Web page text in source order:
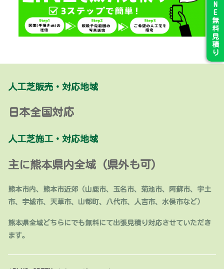
N
E
無
料
見
積
り
人工芝販売・対応地域
日本全国対応
人工芝施工・対応地域
主に熊本県内全域 (県外も可)
熊本市内、熊本市近郊（山鹿市、玉名市、菊池市、阿蘇市、宇土
市、宇城市、天草市、山都町、八代市、人吉市、水俣市など）
熊本県全域どちらにでも無料にて出張見積り対応させていただき
ます。